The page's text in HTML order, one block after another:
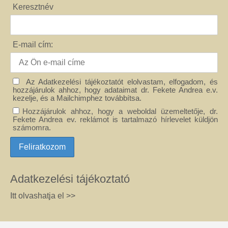
Keresztnév
E-mail cím:
Az Adatkezelési tájékoztatót elolvastam, elfogadom, és
hozzájárulok ahhoz, hogy adataimat dr. Fekete Andrea e.v.
kezelje, és a Mailchimphez továbbítsa.
Hozzájárulok ahhoz, hogy a weboldal üzemeltetője, dr.
Fekete Andrea ev. reklámot is tartalmazó hírlevelet küldjön
számomra.
Adatkezelési tájékoztató
Itt olvashatja el >>